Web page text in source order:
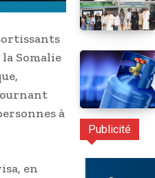
Somalie
à
en
Publicité